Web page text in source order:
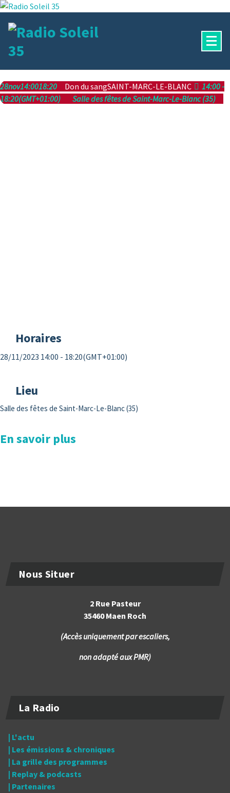
Aller
contenu
28nov14:0018:20 Don du sangSAINT-MARC-LE-BLANC
14:00 -
18:20(GMT+01:00) Salle des fêtes de Saint-Marc-Le-Blanc (35)
Horaires
28/11/2023 14:00 - 18:20(GMT+01:00)
Lieu
Salle des fêtes de Saint-Marc-Le-Blanc (35)
En savoir plus
Nous Situer
2 Rue Pasteur
35460 Maen Roch
(Accès uniquement par escaliers,
non adapté aux PMR)
La Radio
| L'actu
| Les émissions & chroniques
| La grille des programmes
| Replay & podcasts
| Partenaires